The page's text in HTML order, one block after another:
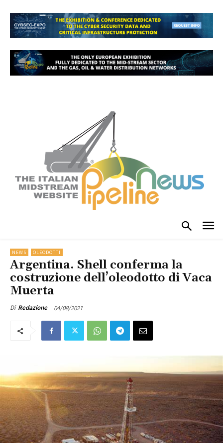
NEWS OLEODOTTI
Argentina. Shell conferma la
costruzione dell’oleodotto di Vaca
Muerta
Di Redazione 04/08/2021